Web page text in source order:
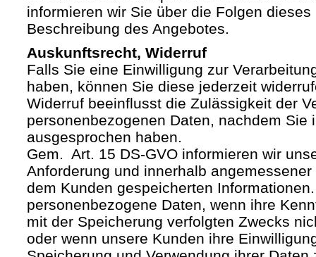
informieren wir Sie über die Folgen
Beschreibung des Angebotes.
Auskunftsrecht, Widerruf
Falls Sie eine Einwilligung zur
haben, können Sie diese jederzeit
Widerruf beeinflusst die Zulässigkeit der
personenbezogenen Daten, nachdem Sie
ausgesprochen haben.
Gem. Art. 15 DS-GVO informieren wir
Anforderung und innerhalb
dem Kunden gespeicherten
personenbezogene Daten, wenn ihre
mit der Speicherung verfolgten Zwecks
oder wenn unsere Kunden ihre